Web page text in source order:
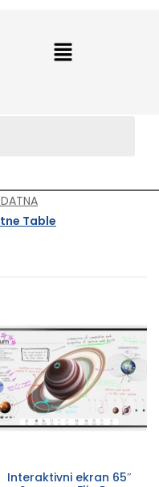
Table
Interaktivni ekran 65″